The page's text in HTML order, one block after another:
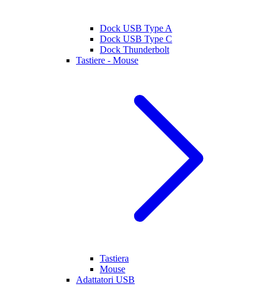
Dock USB Type A
Dock USB Type C
Dock Thunderbolt
Tastiere - Mouse
Tastiera
Mouse
Adattatori USB